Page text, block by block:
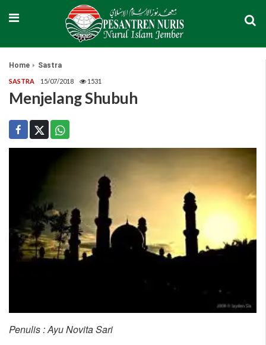
Home Sastra
SASTRA 15/07/2018 1531
Menjelang Shubuh
Penulis : Ayu Novita Sari